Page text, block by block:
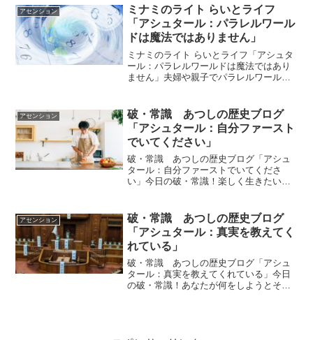
ュタールからのメッセージ今日のアシュ
タールからのメッセージを...
アセンション
ミナミのライト らいとライフ
「アシュタール：パラレルワール
ドは魔法ではありません」
ミナミのライト らいとライフ「アシュタ
ール：パラレルワールドは魔法ではあり
ません」夫婦や親子でパラレルワールド
す。例えば夫婦や親子で分かれた時は、
どうなるのですか？記憶が...
アセンション
破・常識 あつしの歴史ブログ
「アシュタール：自分ファースト
でいてください」
破・常識 あつしの歴史ブログ「アシュ
タール：自分ファーストでいてくださ
い」今日の破・常識！楽しく生きたい、
ｙアシュタールアシュタールからのメッ
セージ今日のアシュタールか...
アセンション
破・常識 あつしの歴史ブログ
「アシュタール：真実を教えてく
れている」
破・常識 あつしの歴史ブログ「アシュ
タール：真実を教えてくれている」今日
の破・常識！あなたが何をしようとそれ